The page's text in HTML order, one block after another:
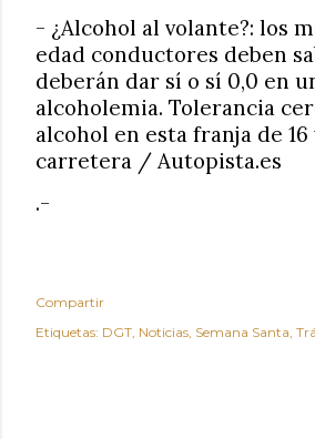
- ¿Alcohol al volante?: los
edad conductores deben
deberán dar sí o sí 0,0 en
alcoholemia. Tolerancia
alcohol en esta franja de 16
carretera / Autopista.es
.-
Compartir
Etiquetas: DGT Noticias Semana Santa